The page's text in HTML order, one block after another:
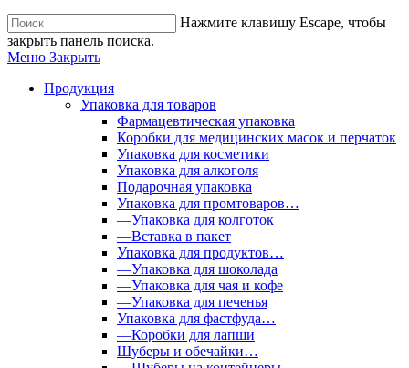
Нажмите клавишу Escape, чтобы
закрыть панель поиска.
Меню Закрыть
Продукция
Упаковка для товаров
Фармацевтическая упаковка
Коробки для медицинских масок и перчаток
Упаковка для косметики
Упаковка для алкоголя
Подарочная упаковка
Упаковка для промтоваров…
—Упаковка для колготок
—Вставка в пакет
Упаковка для продуктов…
—Упаковка для шоколада
—Упаковка для чая и кофе
—Упаковка для печенья
Упаковка для фастфуда…
—Коробки для лапши
Шуберы и обечайки…